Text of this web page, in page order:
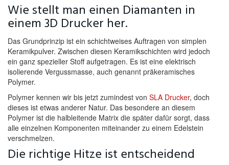
Wie stellt man einen Diamanten in
einem 3D Drucker her.
Das Grundprinzip ist ein schichtweises Auftragen von simplen
Keramikpulver. Zwischen diesen Keramikschichten wird jedoch
ein ganz spezieller Stoff aufgetragen. Es ist eine elektrisch
isolierende Vergussmasse, auch genannt präkeramisches
Polymer.
Polymer kennen wir bis jetzt zumindest von SLA Drucker, doch
dieses ist etwas anderer Natur. Das besondere an diesem
Polymer ist die halbleitende Matrix die später dafür sorgt, dass
alle einzelnen Komponenten miteinander zu einem Edelstein
verschmelzen.
Die richtige Hitze ist entscheidend